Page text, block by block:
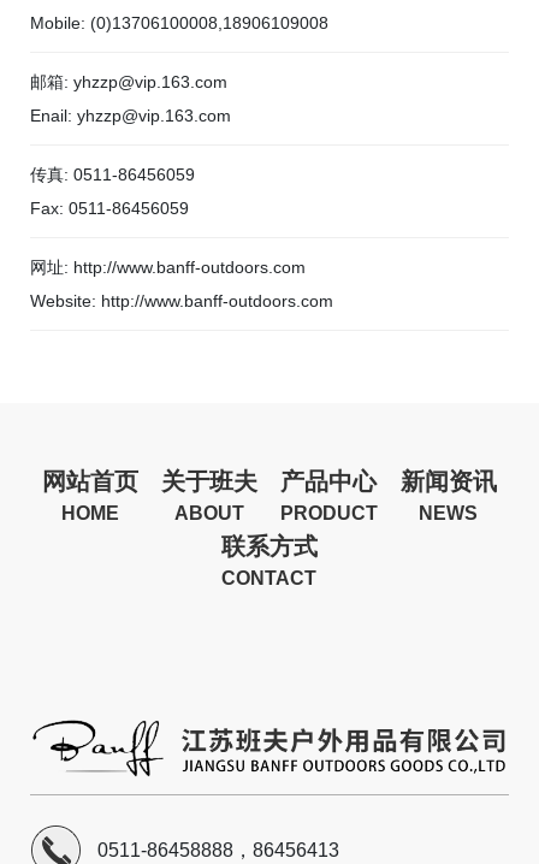
Mobile: (0)13706100008,18906109008
邮箱: yhzzp@vip.163.com
Enail: yhzzp@vip.163.com
传真: 0511-86456059
Fax: 0511-86456059
网址: http://www.banff-outdoors.com
Website: http://www.banff-outdoors.com
网站首页
HOME
关于班夫
ABOUT
产品中心
PRODUCT
新闻资讯
NEWS
联系方式
CONTACT
0511-86458888，86456413